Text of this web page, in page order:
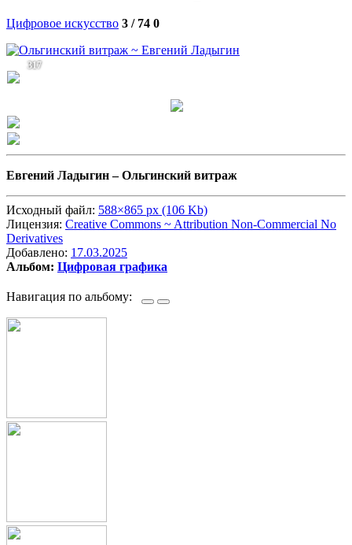
Цифровое искусство 3 / 74 0
317
Евгений Ладыгин –Ольгинский витраж
Исходный файл: 588×865 px (106 Kb)
Лицензия: Creative Commons ~ Attribution Non-Commercial No
Derivatives
Добавлено: 17.03.2025
Альбом: Цифровая графика
Навигация по альбому: